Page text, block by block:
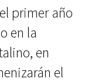
primer año
en la
en
el